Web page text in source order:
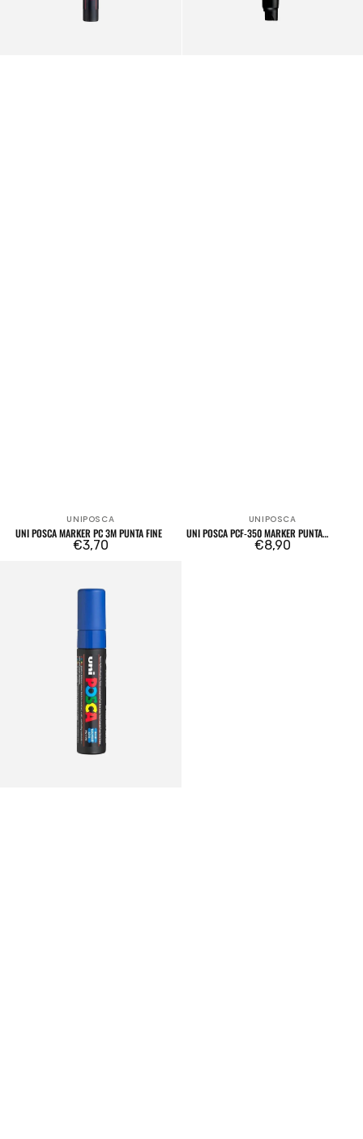
Venditore:
UNIPOSCA
UNI POSCA MARKER PC 3M PUNTA FINE
Prezzo
€3,70
Venditore:
UNIPOSCA
UNI POSCA PCF-350 MARKER PUNTA
Prezzo
€8,90